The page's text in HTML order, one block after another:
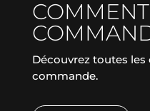
COMMENT
Découvrez toutes
commande.